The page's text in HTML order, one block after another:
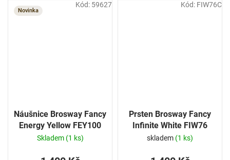
Novinka
Náušnice Brosway Fancy
Energy Yellow FEY100
Skladem (1 ks)
Kód: 59627
Prsten Brosway Fancy
Infinite White FIW76
skladem (1 ks)
Kód: FIW76C